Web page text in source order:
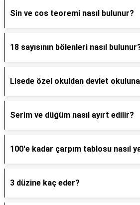
Sin ve cos teoremi nasıl bulunur?
18 sayısının bölenleri nasıl
Lisede özel okuldan devlet okuluna
Serim ve düğüm nasıl ayırt edilir?
100'e kadar çarpım tablosu nasıl
3 düzine kaç eder?